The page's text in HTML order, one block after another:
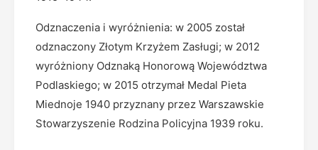
Odznaczenia i wyróżnienia: w 2005 został
odznaczony Złotym Krzyżem Zasługi; w 2012
wyróżniony Odznaką Honorową Województwa
Podlaskiego; w 2015 otrzymał Medal Pieta
Miednoje 1940 przyznany przez Warszawskie
Stowarzyszenie Rodzina Policyjna 1939 roku.